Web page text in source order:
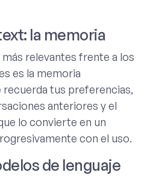
la memoria
relevantes frente a los
es la memoria
tus preferencias,
anteriores y el
lo convierte en un
con el uso.
de lenguaje